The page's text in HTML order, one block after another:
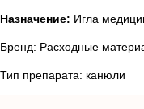
Назначение: Игла
Бренд: Расходные
Тип препарата: канюли